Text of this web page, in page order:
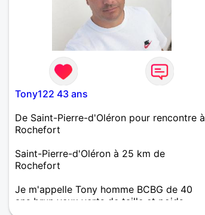
Tony122 43 ans
De Saint-Pierre-d'Oléron pour rencontre à
Rochefort
Saint-Pierre-d'Oléron à 25 km de
Rochefort
Je m'appelle Tony homme BCBG de 40
ans brun yeux verts de taille et poids